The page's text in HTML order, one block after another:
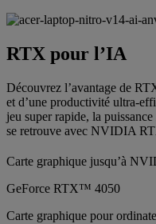
RTX pour l’IA
Découvrez l’avantage de
et d’une productivité ultra-
jeu super rapide, la
se retrouve avec NVIDIA
Carte graphique jusqu’à
GeForce RTX™ 4050
Carte graphique pour